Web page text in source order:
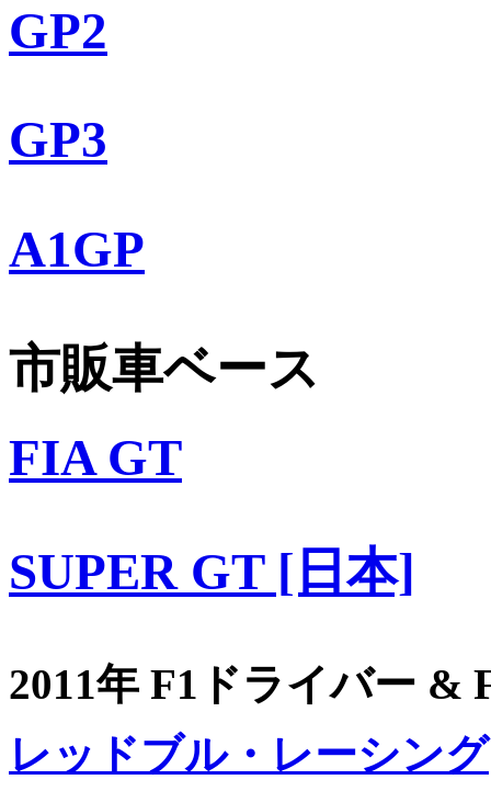
GP2
GP3
A1GP
市販車ベース
FIA GT
SUPER GT [日本]
2011年 F1ドライバー &
レッドブル・レーシング